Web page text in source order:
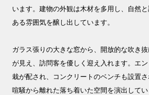
います。建物の外観は木材を多用し、自然
ある雰囲気を醸し出しています。
ガラス張りの大きな窓から、開放的な吹き
が見え、訪問客を優しく迎え入れます。エ
栽が配され、コンクリートのベンチも設置
喧騒から離れた落ち着いた空間を演出してい